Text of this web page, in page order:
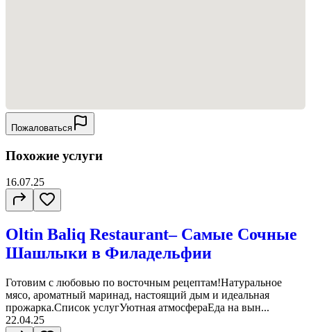
Пожаловаться
Похожие услуги
16.07.25
Oltin Baliq Restaurant– Самые Сочные
Шашлыки в Филадельфии
Готовим с любовью по восточным рецептам!Натуральное
мясо, ароматный маринад, настоящий дым и идеальная
прожарка.Список услугУютная атмосфераЕда на вын...
22.04.25